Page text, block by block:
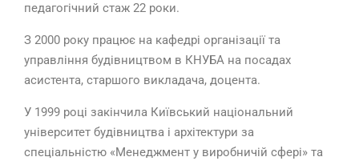
педагогічний стаж 22 роки.
З 2000 року працює на кафедрі організації та
управління будівництвом в КНУБА на посадах
асистента, старшого викладача, доцента.
У 1999 році закінчила Київський національний
університет будівництва і архітектури за
спеціальністю «Менеджмент у виробничій сфері» та